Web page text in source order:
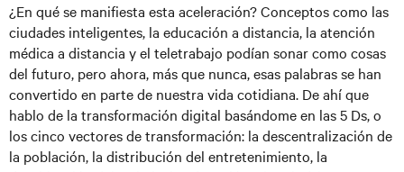
¿En qué se manifiesta esta aceleración?Conceptos como las
ciudades inteligentes, la educación a distancia, la atención
médica a distancia y el teletrabajo podían sonar como cosas
del futuro, pero ahora, más que nunca, esas palabras se han
convertido en parte de nuestra vida cotidiana. De ahí que
hablo de la transformación digital basándome en las 5 Ds, o
los cinco vectores de transformación: la descentralización de
la población, la distribución del entretenimiento, la